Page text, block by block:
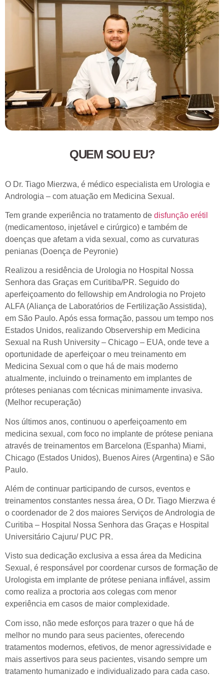
QUEM SOU EU?
O Dr. Tiago Mierzwa, é médico especialista em Urologia e
Andrologia – com atuação em Medicina Sexual.
Tem grande experiência no tratamento de disfunção erétil
(medicamentoso, injetável e cirúrgico) e também de
doenças que afetam a vida sexual, como as curvaturas
penianas (Doença de Peyronie)
Realizou a residência de Urologia no Hospital Nossa
Senhora das Graças em Curitiba/PR. Seguido do
aperfeiçoamento do fellowship em Andrologia no Projeto
ALFA (Aliança de Laboratórios de Fertilização Assistida),
em São Paulo. Após essa formação, passou um tempo nos
Estados Unidos, realizando Observership em Medicina
Sexual na Rush University – Chicago – EUA, onde teve a
oportunidade de aperfeiçoar o meu treinamento em
Medicina Sexual com o que há de mais moderno
atualmente, incluindo o treinamento em implantes de
próteses penianas com técnicas minimamente invasiva.
(Melhor recuperação)
Nos últimos anos, continuou o aperfeiçoamento em
medicina sexual, com foco no implante de prótese peniana
através de treinamentos em Barcelona (Espanha) Miami,
Chicago (Estados Unidos), Buenos Aires (Argentina) e São
Paulo.
Além de continuar participando de cursos, eventos e
treinamentos constantes nessa área, O Dr. Tiago Mierzwa é
o coordenador de 2 dos maiores Serviços de Andrologia de
Curitiba – Hospital Nossa Senhora das Graças e Hospital
Universitário Cajuru/ PUC PR.
Visto sua dedicação exclusiva a essa área da Medicina
Sexual, é responsável por coordenar cursos de formação de
Urologista em implante de prótese peniana inflável, assim
como realiza a proctoria aos colegas com menor
experiência em casos de maior complexidade.
Com isso, não mede esforços para trazer o que há de
melhor no mundo para seus pacientes, oferecendo
tratamentos modernos, efetivos, de menor agressividade e
mais assertivos para seus pacientes, visando sempre um
tratamento humanizado e individualizado para cada caso.